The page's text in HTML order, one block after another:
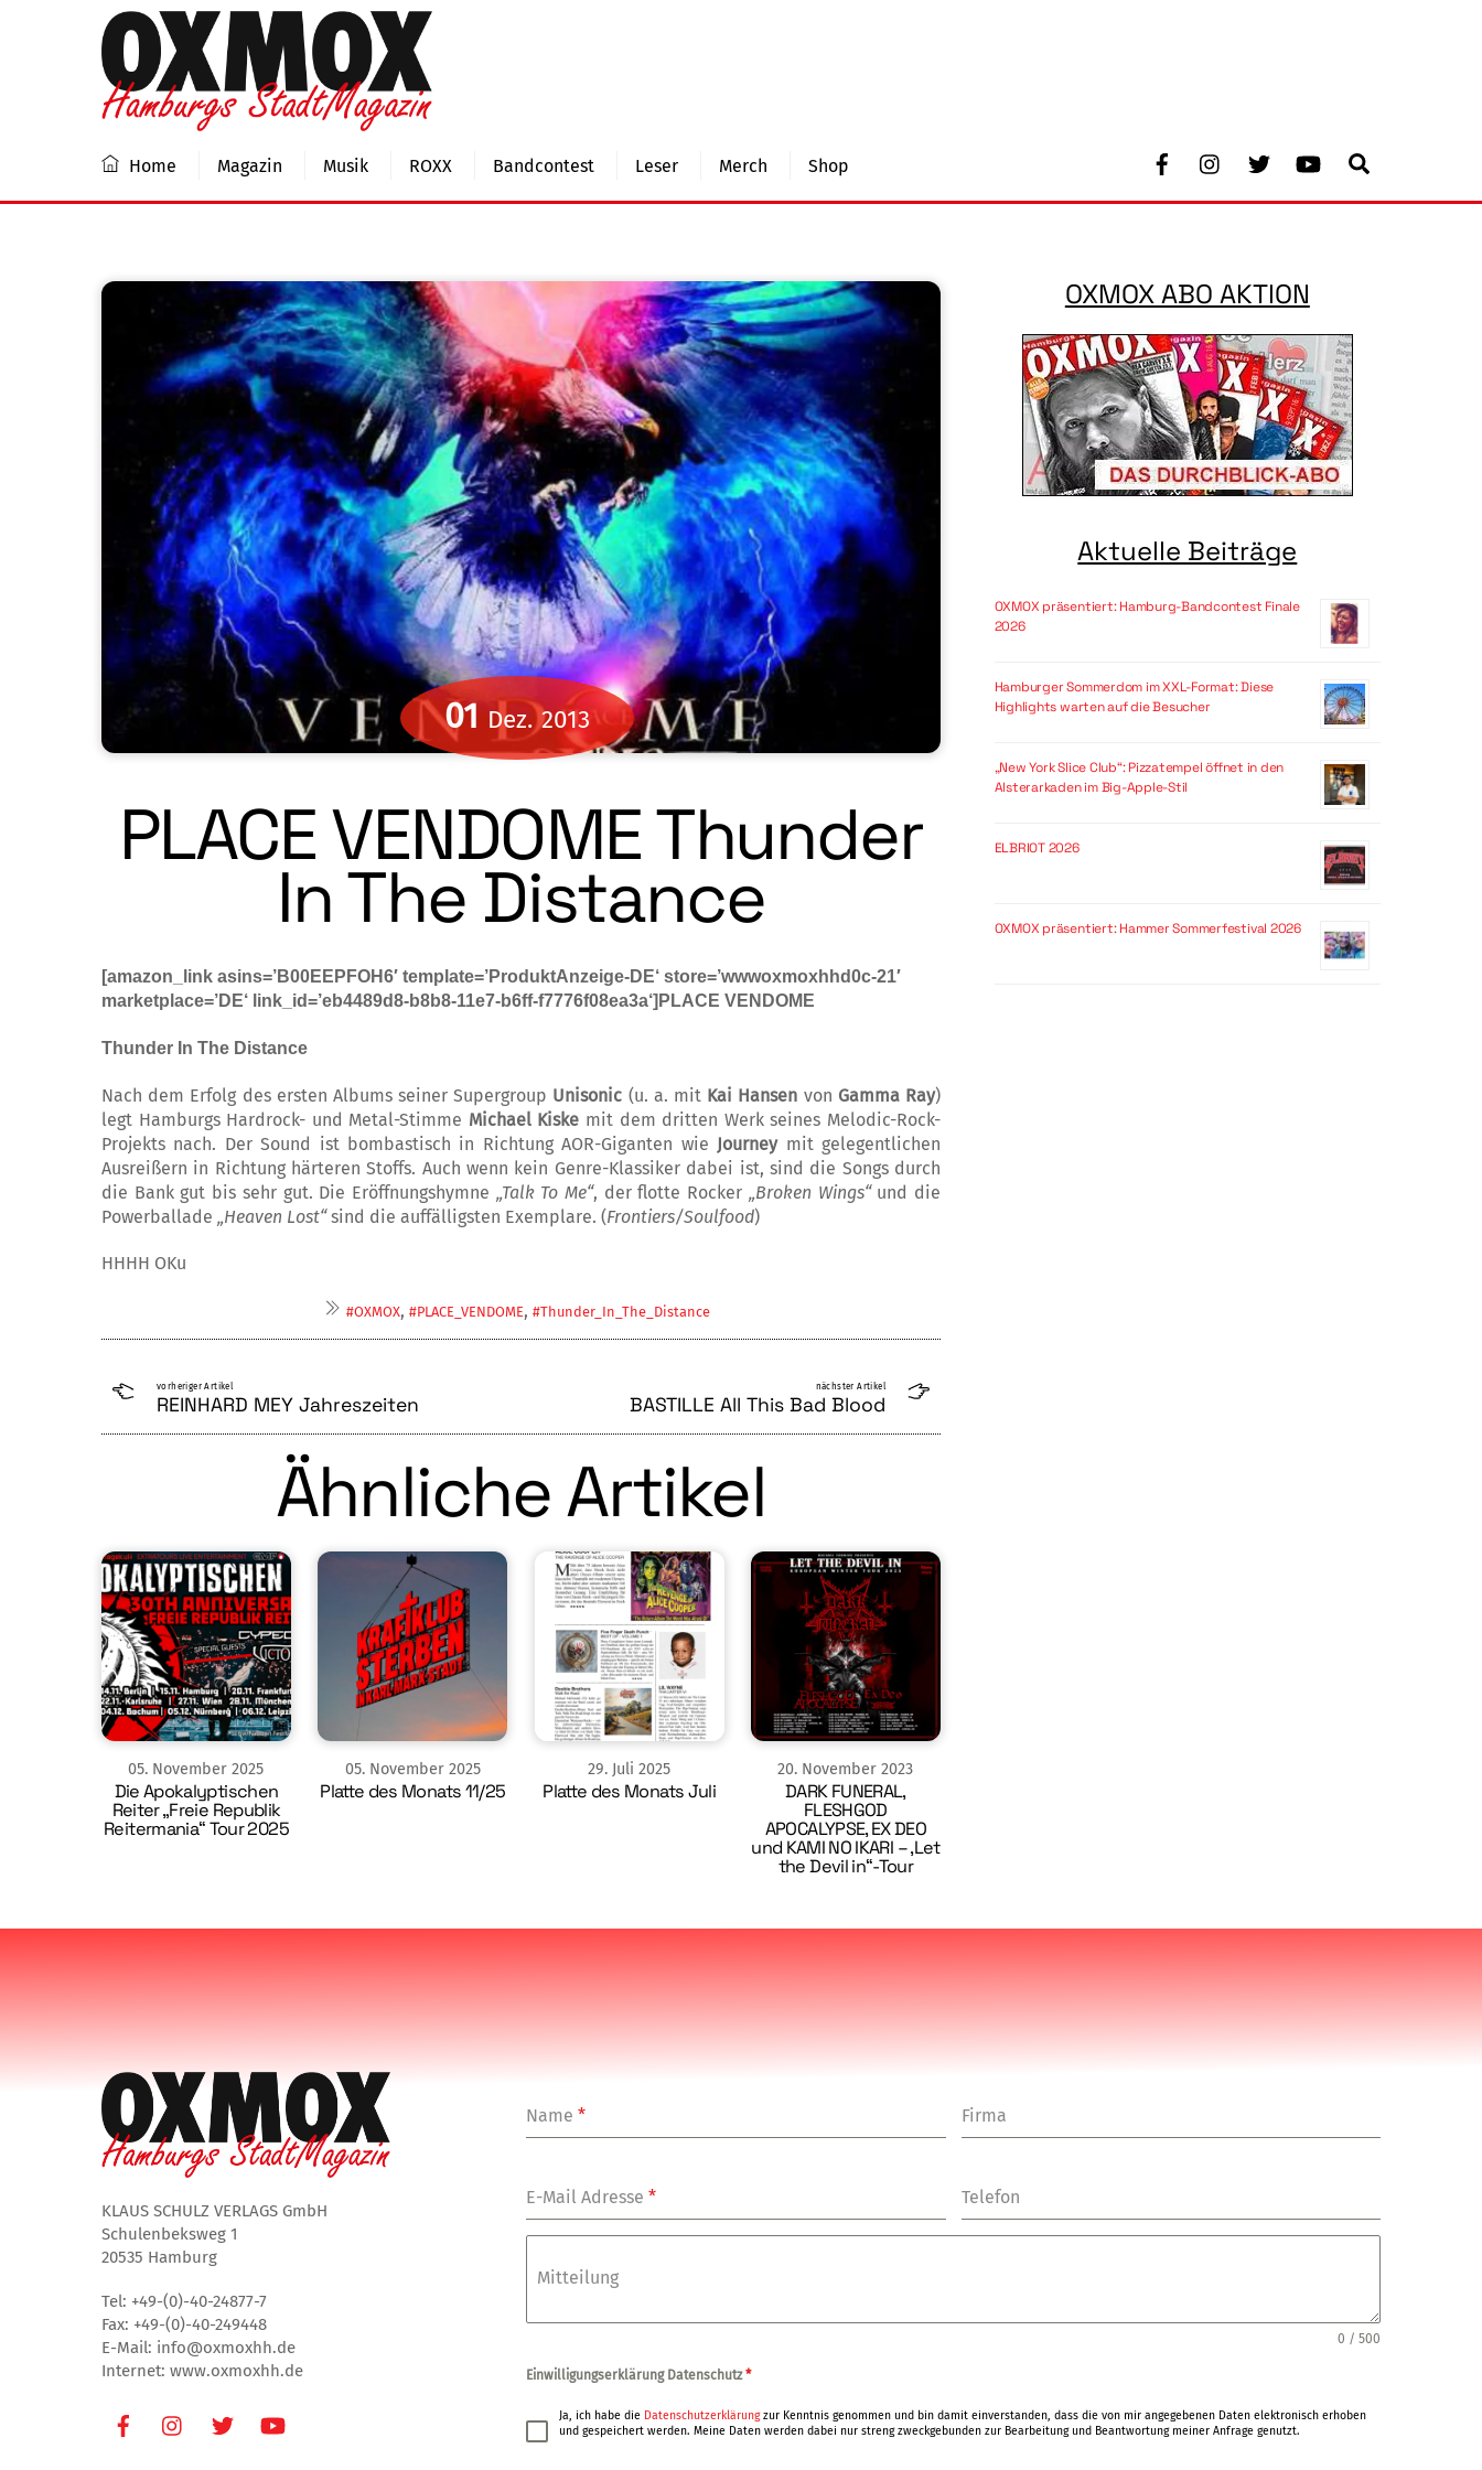
Facebook Youtube
Home Magazin Musik ROXX Bandcontest Leser Merch Shop
01 Dez. 2013
PLACE VENDOME Thunder
In The Distance
[amazon_link asins=’B00EEPFOH6′ template=’ProduktAnzeige-DE‘ store=’wwwoxmoxhhd0c-21′
marketplace=’DE‘ link_id=’eb4489d8-b8b8-11e7-b6ff-f7776f08ea3a‘]PLACE VENDOME
Thunder In The Distance
Nach dem Erfolg des ersten Albums seiner Supergroup Unisonic (u. a. mit Kai Hansen von Gamma Ray)
legt Hamburgs Hardrock- und Metal-Stimme Michael Kiske mit dem drit­­ten Werk seines Melodic-Rock-
Projekts nach. Der Sound ist bombastisch in Richtung AOR-Giganten wie Journeymit gelegent­lich­­en
Ausreißern in Richtung härteren Stoffs. Auch wenn kein Genre-Klas­siker da­bei ist, sind die Songs durch
die Bank gut bis sehr gut. Die Eröffnungshymne „Talk To Me“, der flotte Rocker „Broken Wings“und die
Powerballade „Heaven Lost“sind die auf­fälligsten Exemplare. (Frontiers/Soulfood)
HHHH OKu
#OXMOX,#PLACE_VENDOME,#Thunder_In_The_Distance
vorheriger Artikel
REINHARD MEY Jahreszeiten
nächster Artikel
BASTILLE All This Bad Blood
Ähnliche Artikel
05. November 2025
Die Apokalyptischen
Reiter „Freie Republik
Reitermania“ Tour 2025
05. November 2025
Platte des Monats 11/25
29. Juli 2025
Platte des Monats Juli
20. November 2023
DARK FUNERAL,
FLESHGOD
APOCALYPSE, EX DEO
und KAMI NO IKARI – ‚Let
the Devil in“-Tour
OXMOX ABO AKTION
Aktuelle Beiträge
OXMOX präsentiert: Hamburg-Bandcontest Finale
2026
Hamburger Sommerdom im XXL-Format: Diese
Highlights warten auf die Besucher
„New York Slice Club“: Pizzatempel öffnet in den
Alsterarkaden im Big-Apple-Stil
ELBRIOT 2026
OXMOX präsentiert: Hammer Sommerfestival 2026
KLAUS SCHULZ VERLAGS GmbH
Schulenbeksweg 1
20535 Hamburg
Tel: +49-(0)-40-24877-7
Fax: +49-(0)-40-249448
E-Mail: info@oxmoxhh.de
Internet: www.oxmoxhh.de
FacebookInstagramTwitter
Name* Firma
E-Mail Adresse* Telefon
Mitteilung
0 / 500
Einwilligungserklärung Datenschutz*
Ja, ich habe die Datenschutzerklärungzur Kenntnis genommen und bin damit einverstanden, dass die von mir angegebenen Daten elektronisch erhoben
und gespeichert werden. Meine Daten werden dabei nur streng zweckgebunden zur Bearbeitung und Beantwortung meiner Anfrage genutzt.